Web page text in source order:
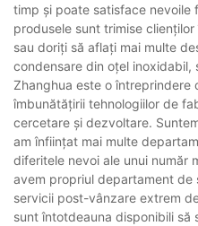
timp și poate satisface nevoile
produsele sunt trimise
sau doriți să aflați mai multe
condensare din oțel inoxidabil,
Zhanghua este o întreprindere
îmbunătățirii tehnologiilor de
cercetare și dezvoltare.
am înființat mai multe
diferitele nevoi ale unui număr
avem propriul departament
servicii post-vânzare extrem
sunt întotdeauna disponibili